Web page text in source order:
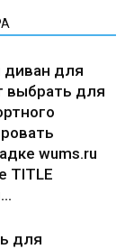
диван для
выбрать для
wums.ru
TITLE
для